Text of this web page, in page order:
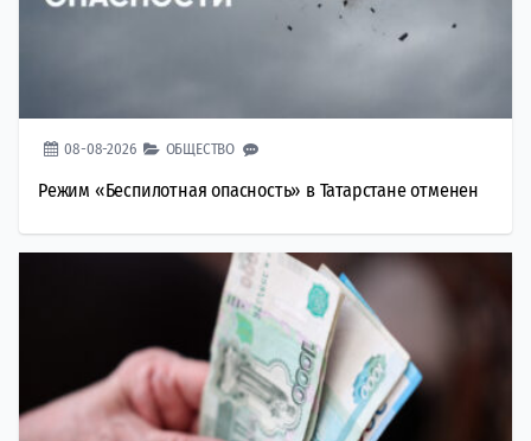
08-08-2026 ОБЩЕСТВО
Режим «Беспилотная опасность» в Татарстане отменен